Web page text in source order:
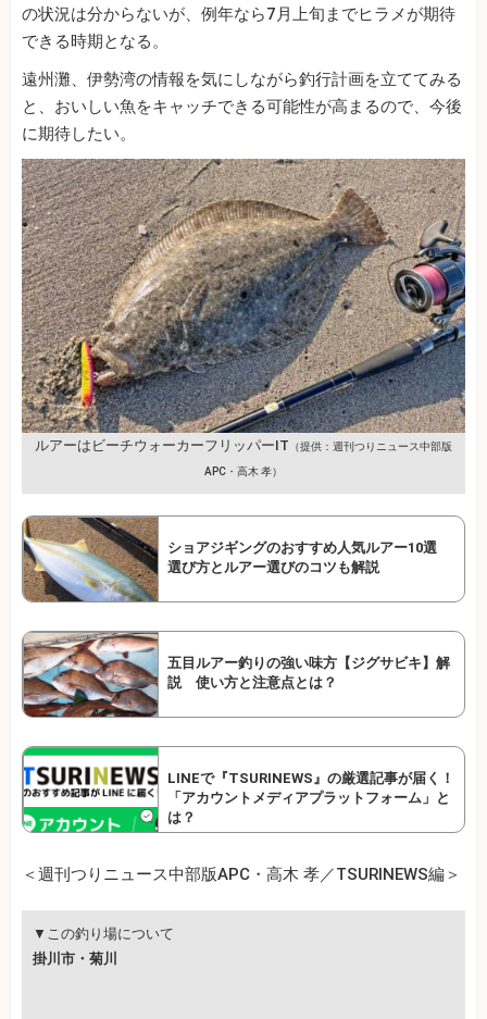
の状況は分からないが、例年なら7月上旬までヒラメが期待
できる時期となる。
遠州灘、伊勢湾の情報を気にしながら釣行計画を立ててみる
と、おいしい魚をキャッチできる可能性が高まるので、今後
に期待したい。
ルアーはビーチウォーカーフリッパーIT （提供：週刊つりニュース中部版
APC・高木 孝）
ショアジギングのおすすめ人気ルアー10選
選び方とルアー選びのコツも解説
五目ルアー釣りの強い味方【ジグサビキ】解
説 使い方と注意点とは？
LINEで『TSURINEWS』の厳選記事が届く！
「アカウントメディアプラットフォーム」と
は？
＜週刊つりニュース中部版APC・高木 孝／TSURINEWS編＞
▼この釣り場について
掛川市・菊川